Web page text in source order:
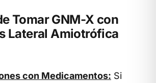
Tomar GNM-X con
Lateral Amiotrófica
con Medicamentos: Si